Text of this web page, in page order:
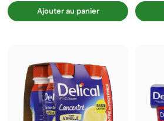
Ajouter au panier